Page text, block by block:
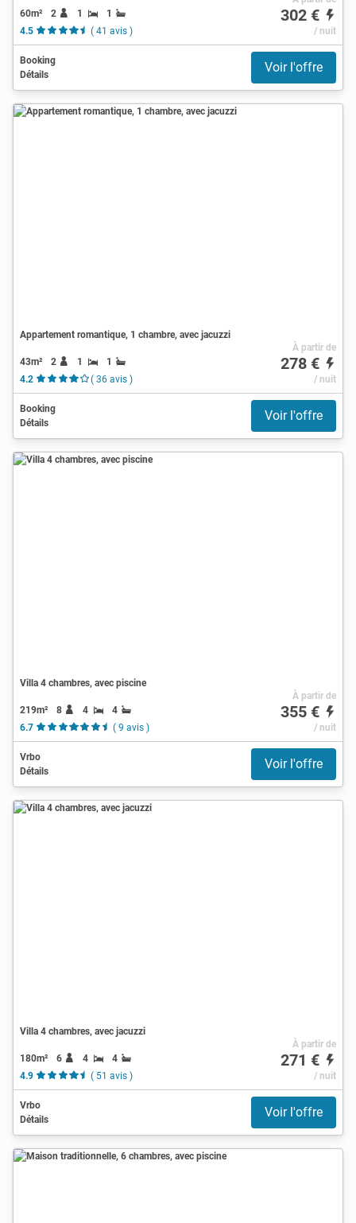
60m² 2 1
1
4.5
( 41 avis )
302 €
/ nuit
Booking
Détails
Voir l'offre
Appartement romantique, 1 chambre, avec jacuzzi
43m² 2 1
1
4.2
( 36 avis )
À partir de
278 €
/ nuit
Booking
Détails
Voir l'offre
Villa 4 chambres, avec piscine
219m² 8 4
4
6.7
( 9 avis )
À partir de
355 €
/ nuit
Vrbo
Détails
Voir l'offre
Villa 4 chambres, avec jacuzzi
180m² 6 4
4
4.9
( 51 avis )
À partir de
271 €
/ nuit
Vrbo
Détails
Voir l'offre